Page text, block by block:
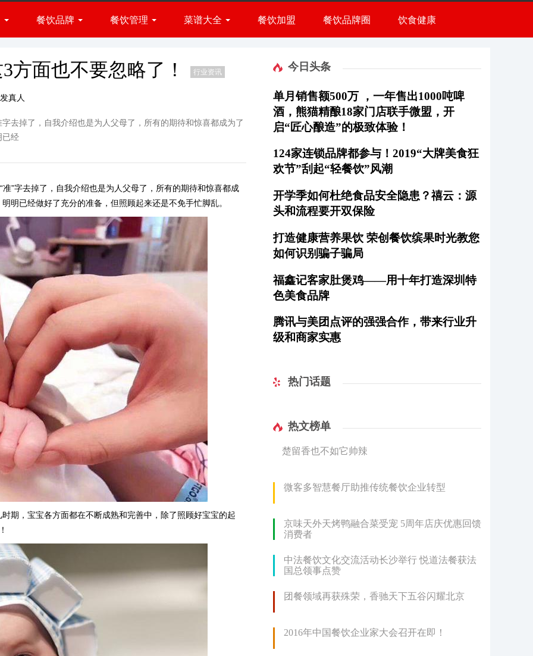
餐饮品牌
火锅品牌
快餐品牌
西餐品牌
餐饮管理
品牌管理
菜谱大全 餐饮加盟 餐饮品牌圈 饮食健康
方面也不要忽略了！ 行业资讯
真人
去掉了，自我介绍也是为人父母了，所有的期待和惊喜都成为了
已经
”字去掉了，自我介绍也是为人父母了，所有的期待和惊喜都成
明已经做好了充分的准备，但照顾起来还是不免手忙脚乱。
期，宝宝各方面都在不断成熟和完善中，除了照顾好宝宝的起
今日头条
单月销售额500万 ，一年售出1000吨啤
酒，熊猫精酿18家门店联手微盟，开
启“匠心酿造”的极致体验！
124家连锁品牌都参与！2019“大牌美食狂
欢节”刮起“轻餐饮”风潮
开学季如何杜绝食品安全隐患？禧云：源
头和流程要开双保险
打造健康营养果饮 荣创餐饮缤果时光教您
如何识别骗子骗局
福鑫记客家肚煲鸡——用十年打造深圳特
色美食品牌
腾讯与美团点评的强强合作，带来行业升
级和商家实惠
热门话题
热文榜单
楚留香也不如它帅辣
微客多智慧餐厅助推传统餐饮企业转型
京味天外天烤鸭融合菜受宠 5周年店庆优惠回馈
消费者
中法餐饮文化交流活动长沙举行 悦道法餐获法
国总领事点赞
团餐领域再获殊荣，香驰天下五谷闪耀北京
2016年中国餐饮企业家大会召开在即！